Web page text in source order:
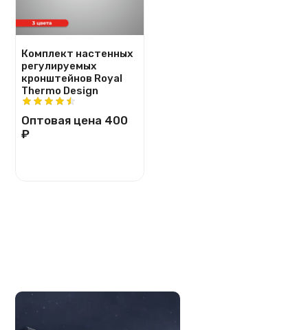
Комплект настенных
регулируемых
кронштейнов Royal
Thermo Design
Оптовая цена 400
₽